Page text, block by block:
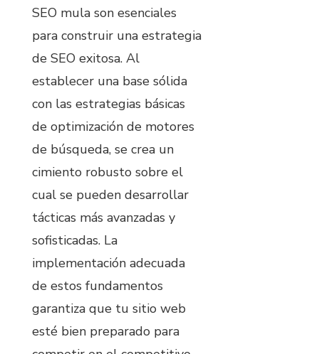
SEO mula son esenciales
para construir una estrategia
de SEO exitosa. Al
establecer una base sólida
con las estrategias básicas
de optimización de motores
de búsqueda, se crea un
cimiento robusto sobre el
cual se pueden desarrollar
tácticas más avanzadas y
sofisticadas. La
implementación adecuada
de estos fundamentos
garantiza que tu sitio web
esté bien preparado para